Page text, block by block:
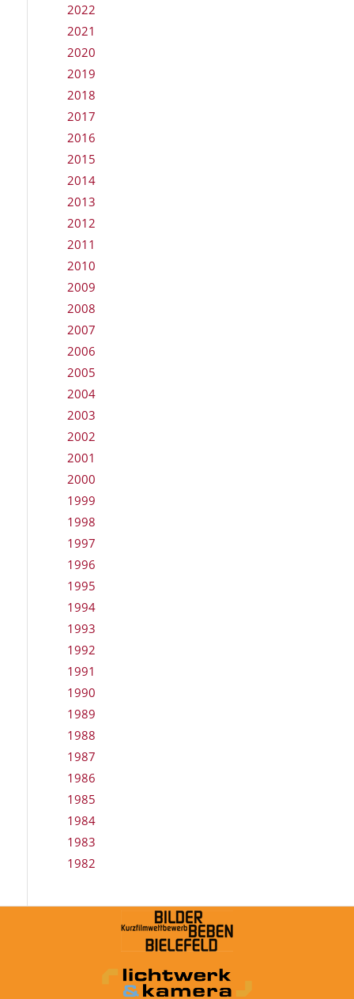
2022
2021
2020
2019
2018
2017
2016
2015
2014
2013
2012
2011
2010
2009
2008
2007
2006
2005
2004
2003
2002
2001
2000
1999
1998
1997
1996
1995
1994
1993
1992
1991
1990
1989
1988
1987
1986
1985
1984
1983
1982